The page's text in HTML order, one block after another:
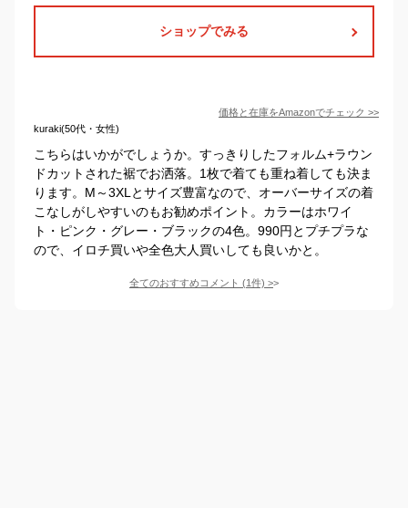
ショップでみる
価格と在庫をAmazonでチェック >>
kuraki(50代・女性)
こちらはいかがでしょうか。すっきりしたフォルム+ラウン
ドカットされた裾でお洒落。1枚で着ても重ね着しても決ま
ります。M～3XLとサイズ豊富なので、オーバーサイズの着
こなしがしやすいのもお勧めポイント。カラーはホワイ
ト・ピンク・グレー・ブラックの4色。990円とプチプラな
ので、イロチ買いや全色大人買いしても良いかと。
全てのおすすめコメント (1件) >